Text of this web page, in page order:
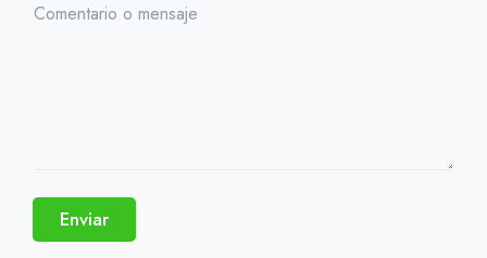
Comentario o mensaje
Enviar